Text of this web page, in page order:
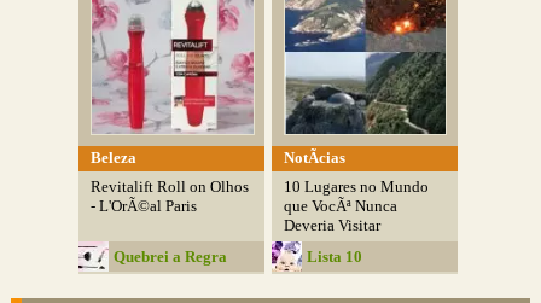
Beleza
Revitalift Roll on Olhos
- L'OrÃ©al Paris
Quebrei a Regra
NotÃ­cias
10 Lugares no Mundo
que VocÃª Nunca
Deveria Visitar
Lista 10